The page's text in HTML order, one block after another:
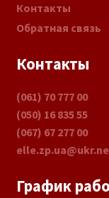
Контакты
Обратная связь
Контакты
(061) 70 777 00
(050) 16 835 55
(067) 67 277 00
График